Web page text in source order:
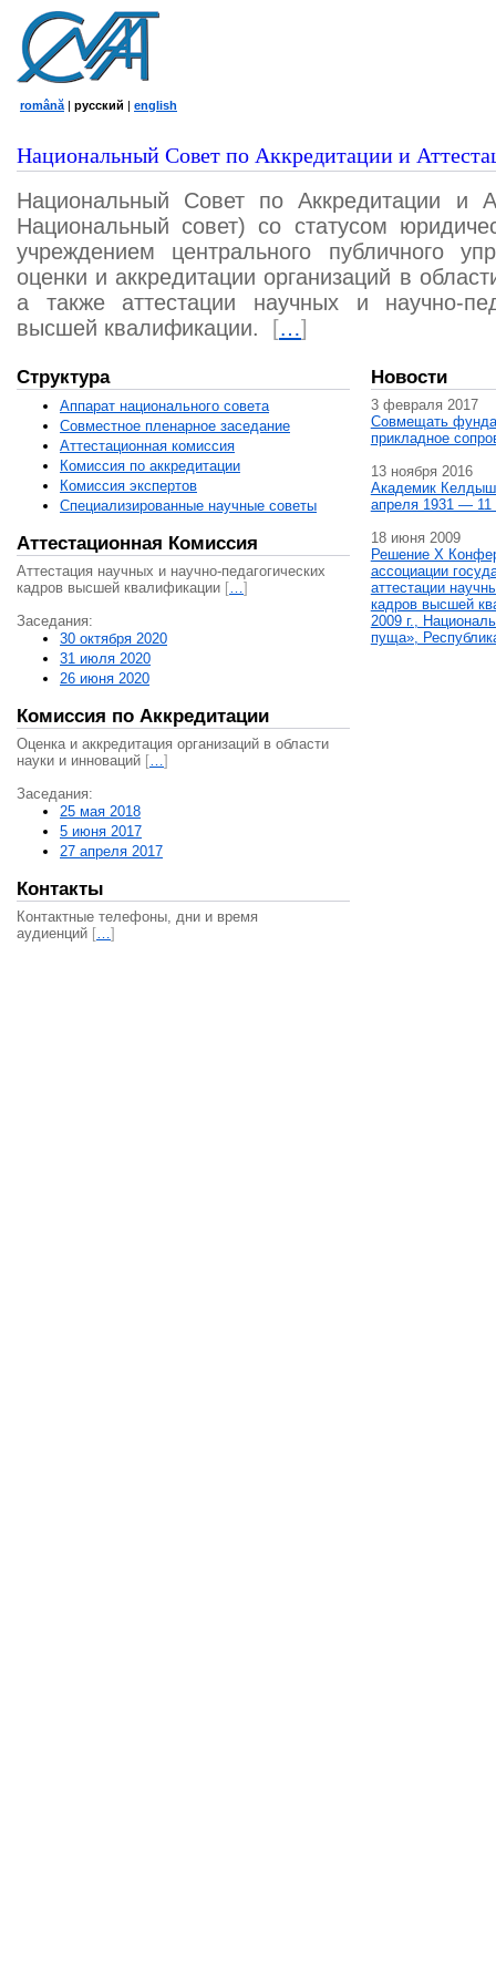
română | русский | english
Национальный Совет по Аккредитации и
Национальный Совет по Аккредитации и
Национальный совет) со статусом
учреждением центрального публичного
оценки и аккредитации организаций в
а также аттестации научных и научно-
высшей квалификации.
[…]
Структура
Аппарат национального совета
Совместное пленарное заседание
Аттестационная комисcия
Комиссия по аккредитации
Комиссия экспертов
Специализированные научные советы
Аттестационная Комиссия
Аттестация научных и научно-педагогических
кадров высшей квалификации […]
Заседания:
30 октября 2020
31 июля 2020
26 июня 2020
Комиссия по Аккредитации
Оценка и аккредитация организаций в области
науки и инноваций […]
Заседания:
25 мая 2018
5 июня 2017
27 апреля 2017
Контакты
Контактные телефоны, дни и время
аудиенций […]
Новости
3 февраля 2017
Совмещать
прикладное
13 ноября 2016
Академик
апреля 1931 — 11
18 июня 2009
Решение X
ассоциации
аттестации
кадров высшей
2009 г.,
пуща»,